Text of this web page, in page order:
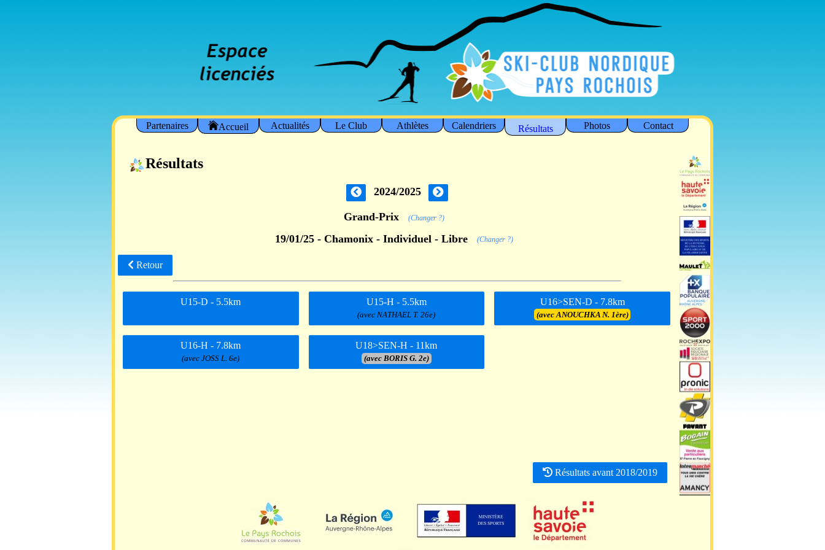
Partenaires Accueil Actualités Le Club Athlètes Calendriers Résultats Photos Contact
Résultats
2024/2025
Grand-Prix (Changer ?)
19/01/25 - Chamonix - Individuel - Libre (Changer ?)
Retour
U15-D - 5.5km U15-H - 5.5km
(avec NATHAEL T. 26e)
U16>SEN-D - 7.8km
(avec ANOUCHKA N. 1ère)
U16-H - 7.8km
(avec JOSS L. 6e)
U18>SEN-H - 11km
(avec BORIS G. 2e)
Résultats avant 2018/2019